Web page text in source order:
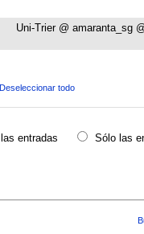
Uni-Trier @ amaranta_sg
Deseleccionar todo
entradas
Sólo las